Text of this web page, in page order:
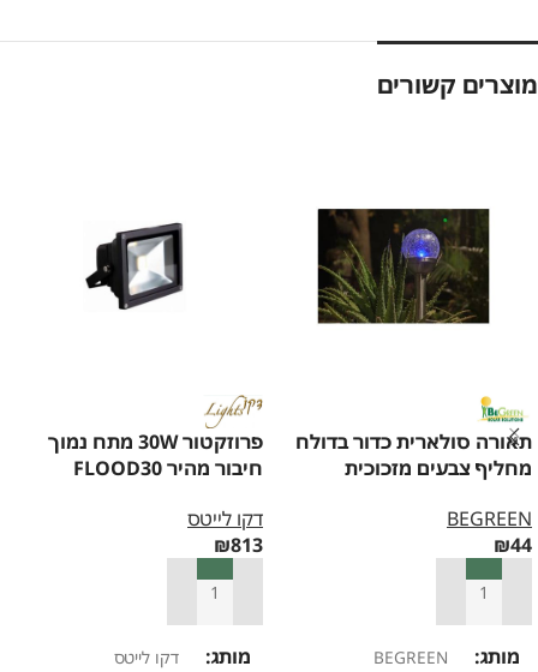
מוצרים קשורים
תאורה סולארית כדור בדולח
מחליף צבעים מזכוכית
BEGREEN
₪44
הוספה לסל
מותג BEGREEN
פרוזקטור 30W מתח נמוך
חיבור מהיר FLOOD30
דקו לייטס
₪813
הוספה לסל
מותג דקו לייטס